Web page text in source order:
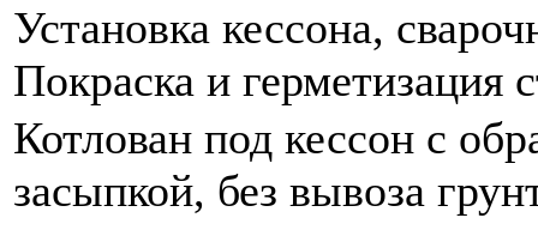
Установка кессона,
Покраска и герметизация
Котлован под кессон с
засыпкой, без вывоза